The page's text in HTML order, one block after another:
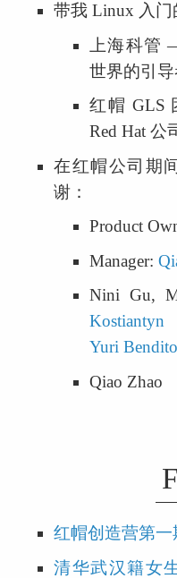
带我 Linux 入
上海科管
世界的引导
红帽 GLS
Red Hat 公
在红帽公司期
谢：
Product
Manager:
Kostiantyn
Yuri
Qiao Zhao
红帽创造营第一
清华武汉籍女